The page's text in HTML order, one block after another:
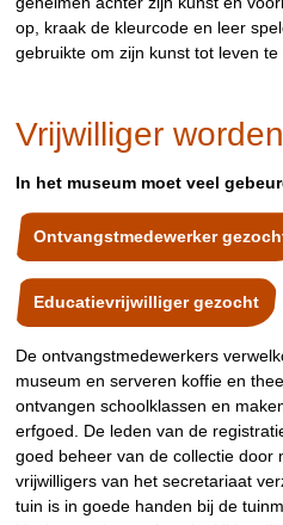
op, kraak de kleurcode en leer
gebruikte om zijn kunst tot leven te
Vrijwilliger
In het museum moet veel
Ontvangstmedewerker
Educatievrijwilliger gezocht
De ontvangstmedewerkers
museum en serveren koffie en
ontvangen schoolklassen en
erfgoed. De leden van de
goed beheer van de collectie door
vrijwilligers van het secretariaat
tuin is in goede handen bij de